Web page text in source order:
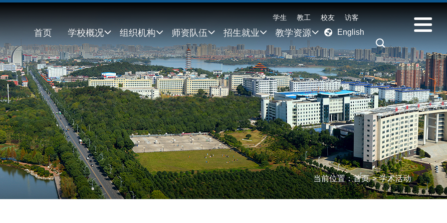
学生 教工 校友 访客
English
首页 学校概况 组织机构 师资队伍 招生就业 教学资源
当前位置：首页 > 学术活动